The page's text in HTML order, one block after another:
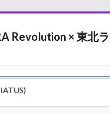
Revolution × 東北